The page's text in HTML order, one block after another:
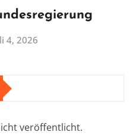
4, 2026
veröffentlicht.